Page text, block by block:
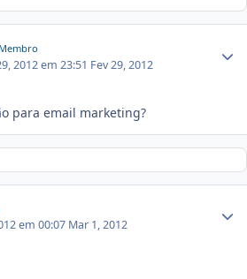
Membro
2012 em 23:51 Fev 29, 2012
para email marketing?
em 00:07 Mar 1, 2012